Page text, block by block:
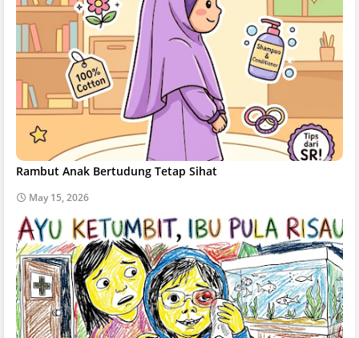
Rambut Anak Bertudung Tetap Sihat
May 15, 2026